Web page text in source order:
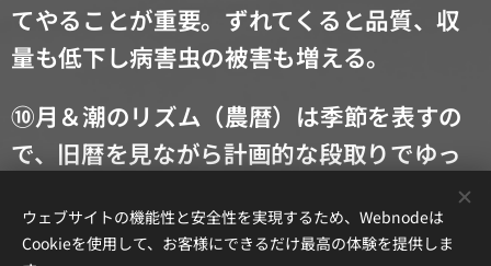
てやることが重要。 ずれてくると品質、収
量も低下し病害虫の被害も増える。
⑩月＆潮のリズム（農暦）は季節を表すの
で、旧暦を見ながら計画的な段取りでゆっ
ウェブサイトの機能性と安全性を実現するため、Webnodeは
Cookieを使用して、お客様にできるだけ最高の体験を提供しま